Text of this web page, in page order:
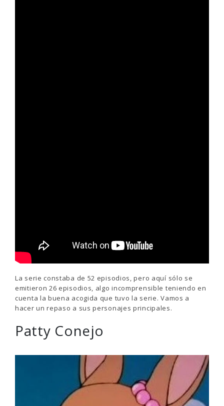
La serie constaba de 52 episodios, pero aquí sólo se
emitieron 26 episodios, algo incomprensible teniendo en
cuenta la buena acogida que tuvo la serie. Vamos a
hacer un repaso a sus personajes principales.
Patty Conejo